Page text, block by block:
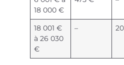
18 000 €
18 001 €
à 26 030
€
–